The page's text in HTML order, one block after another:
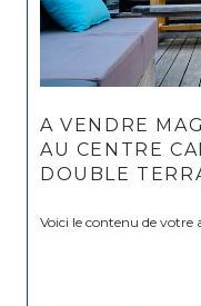
A VENDRE
AU CENTRE
DOUBLE
Voici le contenu de votre